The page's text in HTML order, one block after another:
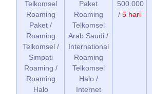
Telkomsel
Roaming
Paket /
Roaming
Telkomsel /
Simpati
Roaming /
Roaming
Halo
Paket
Roaming
Telkomsel
Arab Saudi /
International
Roaming
Telkomsel
Halo /
Internet
500.000
/ 5 hari